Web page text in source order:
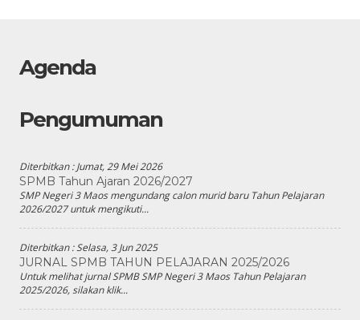
Agenda
Pengumuman
Diterbitkan :Jumat, 29 Mei 2026
SPMB Tahun Ajaran 2026/2027
SMP Negeri 3 Maos mengundang calon murid baru Tahun Pelajaran
2026/2027 untuk mengikuti...
Diterbitkan :Selasa, 3 Jun 2025
JURNAL SPMB TAHUN PELAJARAN 2025/2026
Untuk melihat jurnal SPMB SMP Negeri 3 Maos Tahun Pelajaran
2025/2026, silakan klik...